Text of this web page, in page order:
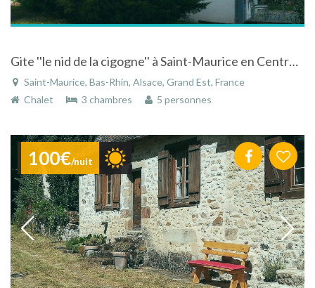
Gite ''le nid de la cigogne'' à Saint-Maurice en Centre Alsace
Saint-Maurice, Bas-Rhin, Alsace, Grand Est, France
Chalet
3 chambres 5 personnes
100€/nuit